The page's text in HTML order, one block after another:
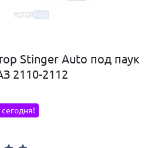
Stinger Auto под паук
2110-2112